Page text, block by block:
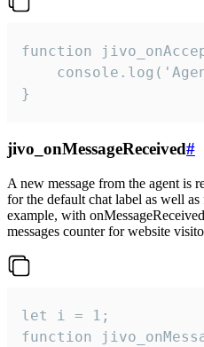
function
}
jivo_onMessageReceived#
A new message from the agent is
for the default chat label as well
example, with
messages counter for website
let i = 1;
function